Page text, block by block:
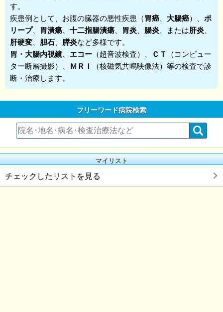
す。
疾患例として、お腹の臓器の悪性疾患（胃癌 大腸癌）、 ポ
リープ、 胃潰瘍 十二指腸潰瘍 胃炎 腸炎 、または肝炎
肝硬変 胆石 膵炎など多様です。
胃・大腸内視鏡、 エコー （超音波検査）、 ＣＴ （コンピュー
ター断層撮影）、 ＭＲＩ
（核磁気共鳴映像法）等の検査で診
断・治療します。
フリーワード病院検索
マイリスト
チェックしたリストを見る